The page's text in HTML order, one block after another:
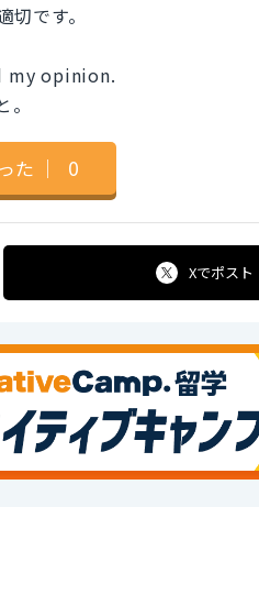
です。
my opinion.
た ｜ 0
Xでポスト